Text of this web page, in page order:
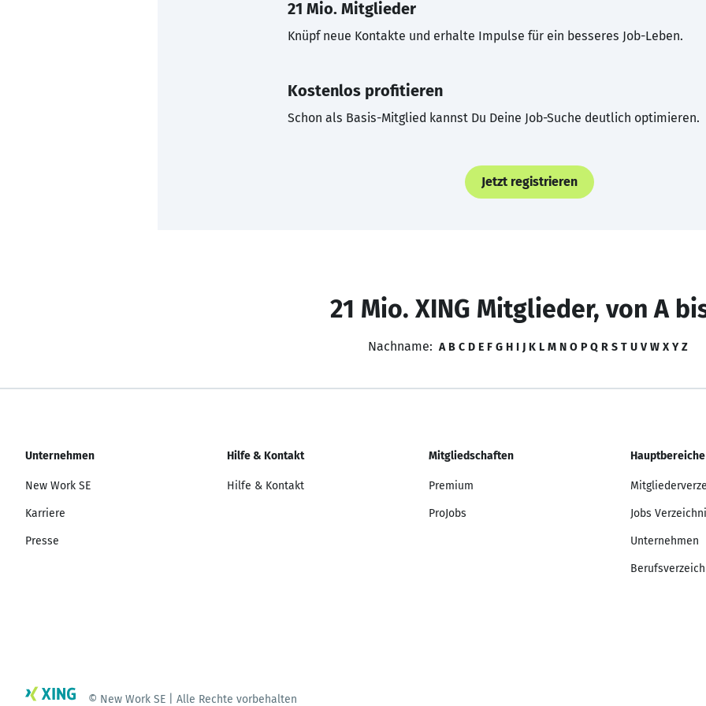
21 Mio. Mitglieder
Knüpf neue Kontakte und erhalte Impulse für ein besseres Job-Leben.
Kostenlos profitieren
Schon als Basis-Mitglied kannst Du Deine Job-Suche deutlich optimieren.
Jetzt registrieren
21 Mio. XING Mitglieder, von A
Nachname: A B C D E F G H I J K L M N O P Q R S T U V W X Y Z
Unternehmen
New Work SE
Karriere
Presse
Hilfe & Kontakt
Hilfe & Kontakt
Mitgliedschaften
Premium
ProJobs
Hauptbereiche
Jobs
Unternehmen
© New Work SE | Alle Rechte vorbehalten